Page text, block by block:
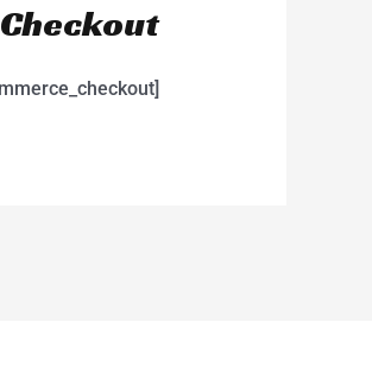
Checkout
[woocommerce_checkout]